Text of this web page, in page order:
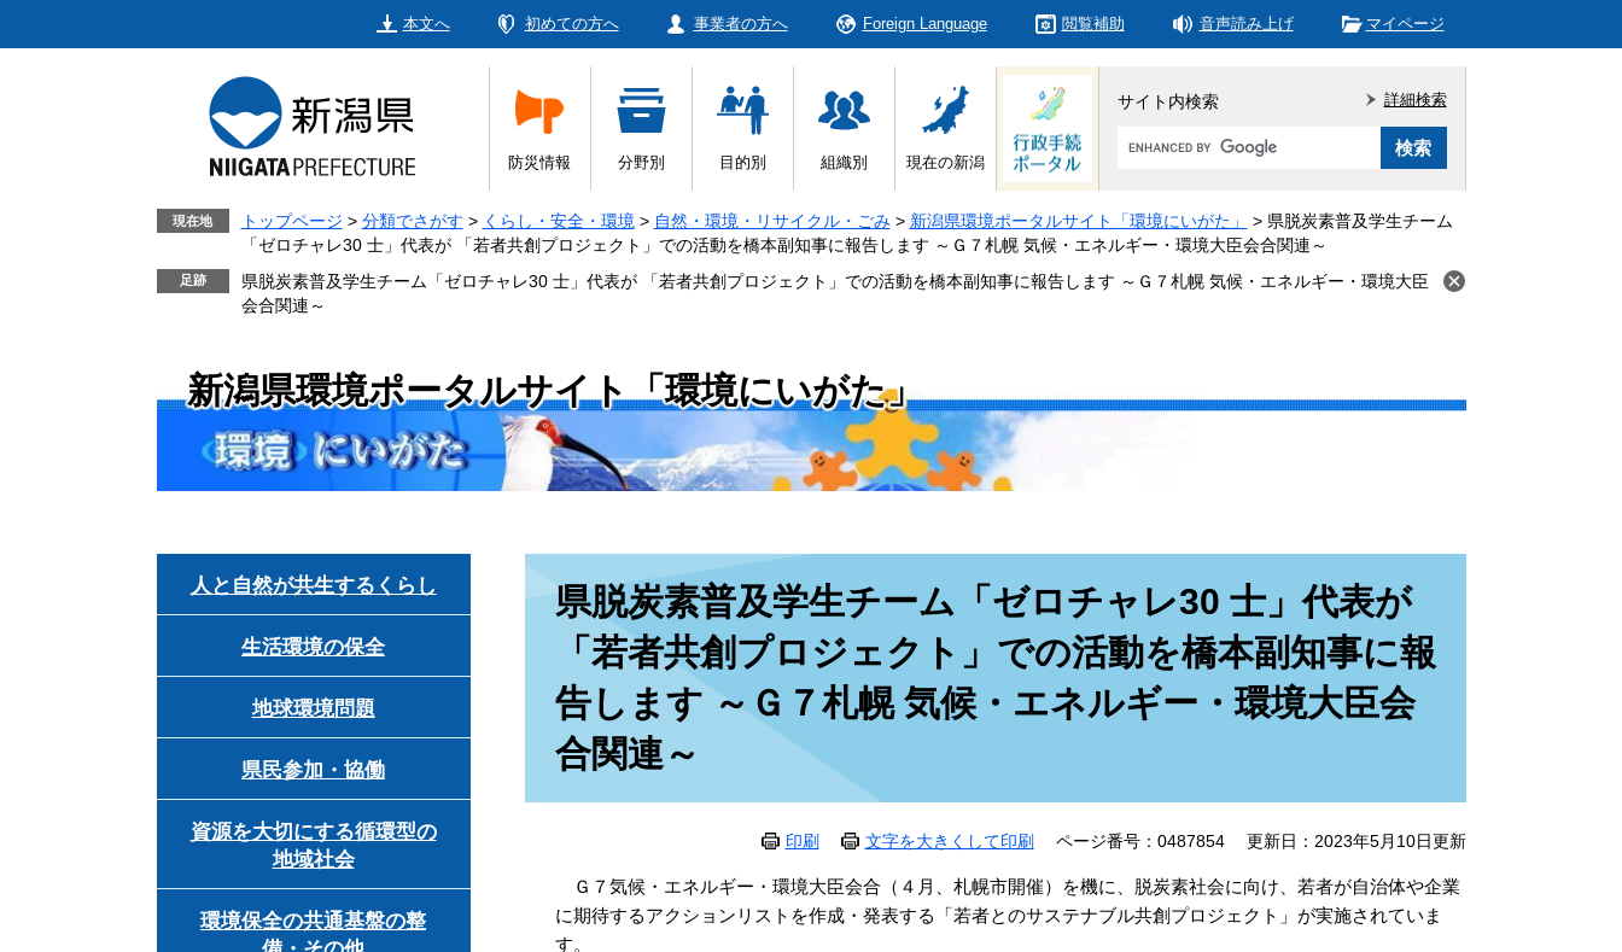
本文へ 初めての方へ 事業者の方へ Foreign Language 閲覧補助 音声読み上げ マイページ
防災情報 分野別 目的別 組織別 現在の新潟
サイト内検索
Google
タ
ム
検
索
詳細検索
現在地 トップページ > 分類でさがす > くらし・安全・環境 > 自然・環境・リサイクル・ごみ > 新潟県環境ポータルサイト「環境にいがた」 > 県脱炭素普及学生チーム
「ゼロチャレ30 士」代表が 「若者共創プロジェクト」での活動を橋本副知事に報告します ～Ｇ７札幌 気候・エネルギー・環境大臣会合関連～
県脱炭素普及学生チーム「ゼロチャレ30 士」代表が 「若者共創プロジェクト」での活動を橋本副知事に報告します ～Ｇ７札幌 気候・エネルギー・環境大臣
会合関連～
新潟県環境ポータルサイト「環境にいがた」
県脱炭素普及学生チーム「ゼロチャレ30 士」代表が
「若者共創プロジェクト」での活動を橋本副知事に報
告します ～Ｇ７札幌 気候・エネルギー・環境大臣会
合関連～
印刷 文字を大きくして印刷 ページ番号：0487854 更新日：2023年5月10日更新
Ｇ７気候・エネルギー・環境大臣会合（４月、札幌市開催）を機に、脱炭素社会に向け、若者が自治体や企業
に期待するアクションリストを作成・発表する「若者とのサステナブル共創プロジェクト」が実施されていま
す。
人と自然が共生するくらし
生活環境の保全
地球環境問題
県民参加・協働
資源を大切にする循環型の
地域社会
環境保全の共通基盤の整